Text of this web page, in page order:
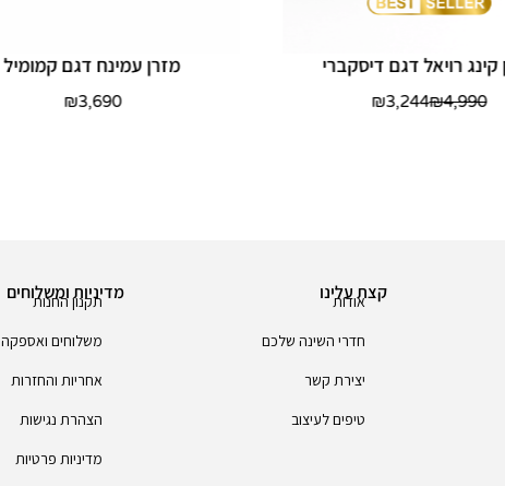
קינג רויאל דגם דיסקברי
₪4,990
₪3,244
מזרן עמינח דגם קמומיל
₪3,690
קצת עלינו
אודות
חדרי השינה שלכם
יצירת קשר
טיפים לעיצוב
מדיניות ומשלוחים
תקנון החנות
משלוחים ואספקה
אחריות והחזרות
הצהרת נגישות
מדיניות פרטיות